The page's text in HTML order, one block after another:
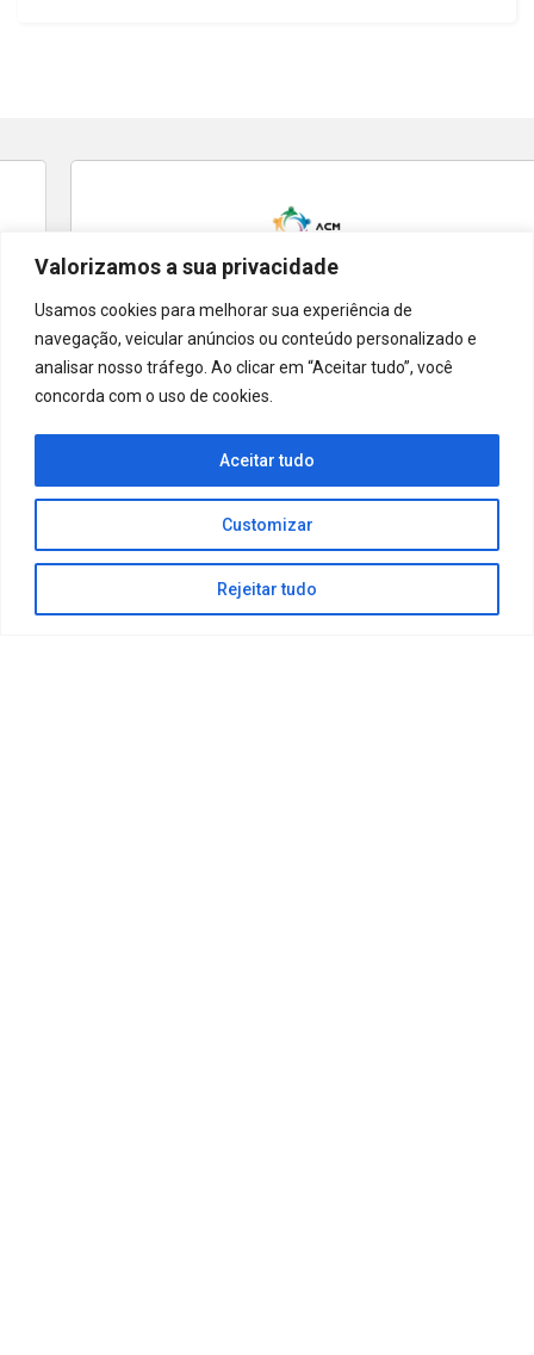
Valorizamos a sua privacidade
Usamos cookies para melhorar sua experiência de
navegação, veicular anúncios ou conteúdo personalizado e
analisar nosso tráfego. Ao clicar em “Aceitar tudo”, você
concorda com o uso de cookies.
Customizar
Rejeitar tudo
Aceitar tudo